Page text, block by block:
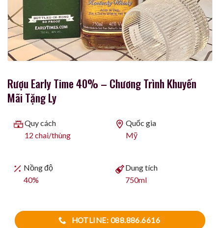
Rượu Early Time 40% – Chương Trình Khuyến
Mãi Tặng Ly
Quy cách
12 chai/thùng
Quốc gia
Mỹ
Nồng độ
40%
Dung tích
750ml
HOTLINE: 088.886.6616